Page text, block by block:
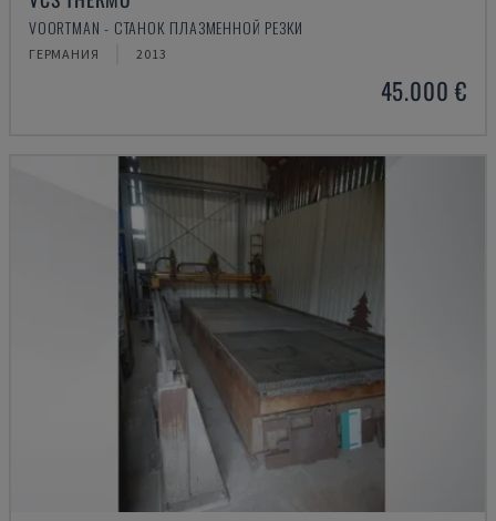
VOORTMAN - СТАНОК ПЛАЗМЕННОЙ РЕЗКИ
ГЕРМАНИЯ 2013
45.000 €